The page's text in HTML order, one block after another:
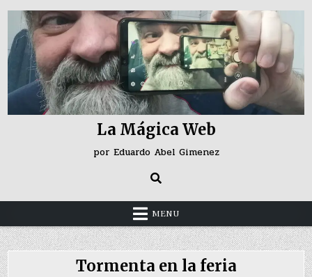
Skip
content
La Mágica Web
por Eduardo Abel Gimenez
MENU
Tormenta en la feria